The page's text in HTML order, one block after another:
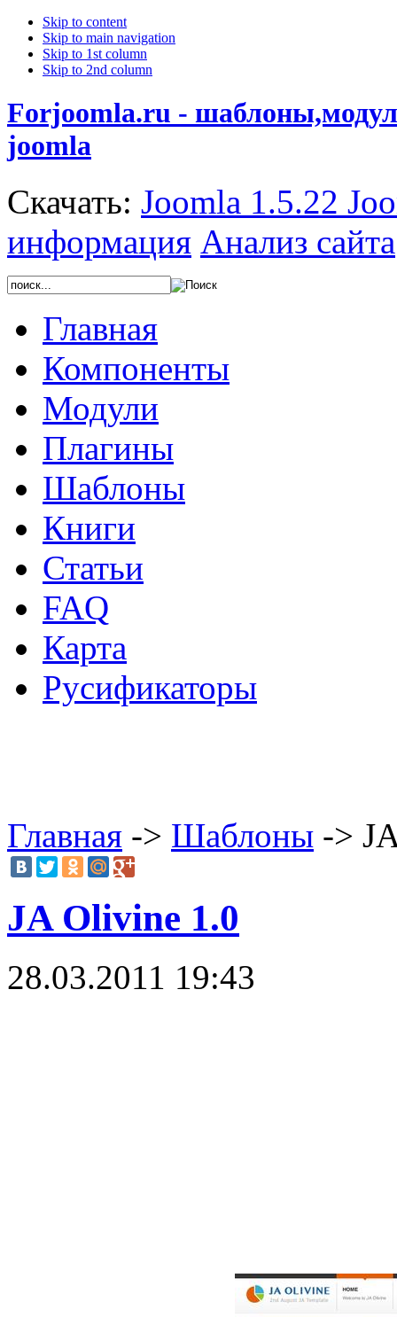
Skip to content
Skip to main navigation
Skip to 1st column
Skip to 2nd column
Forjoomla.ru -
joomla
Скачать: Joomla 1.5.22
информация Анализ сайта
Главная
Компоненты
Модули
Плагины
Шаблоны
Книги
Статьи
FAQ
Карта
Русификаторы
Главная -> Шаблоны ->
JA Olivine 1.0
28.03.2011 19:43